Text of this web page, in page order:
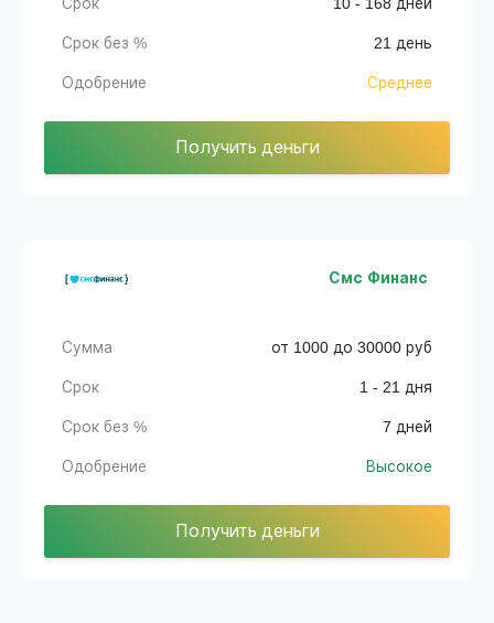
Срок 10 - 168 дней
Срок без % 21 день
Одобрение Среднее
Получить деньги
Смс Финанс
Сумма от 1000 до 30000 руб
Срок 1 - 21 дня
Срок без % 7 дней
Одобрение Высокое
Получить деньги